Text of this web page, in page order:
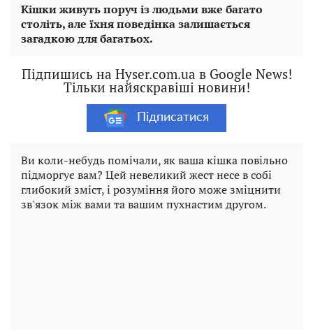
Кішки живуть поруч із людьми вже багато
століть, але їхня поведінка залишається
загадкою для багатьох.
Підпишись на Hyser.com.ua в Google News!
Тільки найяскравіші новини!
Підписатися
Ви коли-небудь помічали, як ваша кішка повільно
підморгує вам? Цей невеликий жест несе в собі
глибокий зміст, і розуміння його може зміцнити
зв'язок між вами та вашим пухнастим другом.